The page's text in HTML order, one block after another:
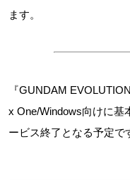
ます。
『GUNDAM
x One/Windows向けに基
ービス終了となる予定で